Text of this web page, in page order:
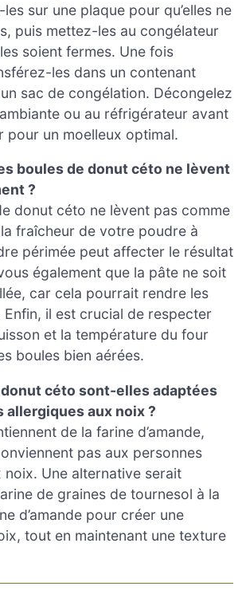
sur une plaque pour qu’elles ne
puis mettez-les au congélateur
soient fermes. Une fois
les dans un contenant
sac de congélation. Décongelez
ou au réfrigérateur avant
pour un moelleux optimal.
boules de donut céto ne lèvent
?
donut céto ne lèvent pas comme
fraîcheur de votre poudre à
périmée peut affecter le résultat
également que la pâte ne soit
car cela pourrait rendre les
Enfin, il est crucial de respecter
et la température du four
boules bien aérées.
céto sont-elles adaptées
allergiques aux noix ?
de la farine d’amande,
pas aux personnes
noix. Une alternative serait
de graines de tournesol à la
d’amande pour créer une
tout en maintenant une texture